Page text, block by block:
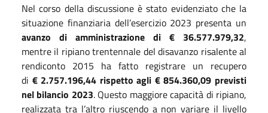
Nel corso della discussione è stato evidenziato che la
situazione finanziaria dell’esercizio 2023 presenta un
avanzo di amministrazione di € 36.577.979,32,
mentre il ripiano trentennale del disavanzo risalente al
rendiconto 2015 ha fatto registrare un recupero
di € 2.757.196,44 rispetto agli € 854.360,09 previsti
nel bilancio 2023. Questo maggiore capacità di ripiano,
realizzata tra l’altro riuscendo a non variare il livello